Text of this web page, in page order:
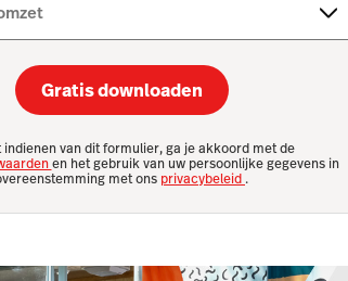
Gratis downloaden
indienen van dit formulier, ga je akkoord met de
en het gebruik van uw persoonlijke gegevens in
met ons privacybeleid .